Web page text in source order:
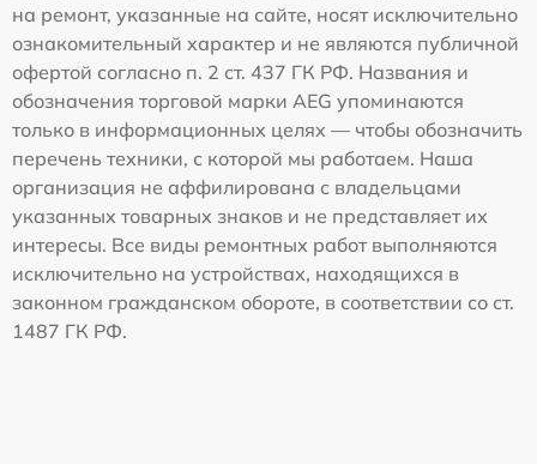
на ремонт, указанные на сайте, носят исключительно
ознакомительный характер и не являются публичной
офертой согласно п. 2 ст. 437 ГК РФ. Названия и
обозначения торговой марки AEG упоминаются
только в информационных целях — чтобы обозначить
перечень техники, с которой мы работаем. Наша
организация не аффилирована с владельцами
указанных товарных знаков и не представляет их
интересы. Все виды ремонтных работ выполняются
исключительно на устройствах, находящихся в
законном гражданском обороте, в соответствии со ст.
1487 ГК РФ.